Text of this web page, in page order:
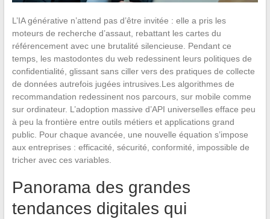
L’IA générative n’attend pas d’être invitée : elle a pris les
moteurs de recherche d’assaut, rebattant les cartes du
référencement avec une brutalité silencieuse. Pendant ce
temps, les mastodontes du web redessinent leurs politiques de
confidentialité, glissant sans ciller vers des pratiques de collecte
de données autrefois jugées intrusives.Les algorithmes de
recommandation redessinent nos parcours, sur mobile comme
sur ordinateur. L’adoption massive d’API universelles efface peu
à peu la frontière entre outils métiers et applications grand
public. Pour chaque avancée, une nouvelle équation s’impose
aux entreprises : efficacité, sécurité, conformité, impossible de
tricher avec ces variables.
Panorama des grandes
tendances digitales qui